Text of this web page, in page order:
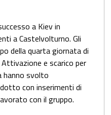
a Kiev in
a Castelvolturno. Gli
della quarta giornata di
Attivazione e scarico per
hanno svolto
con inserimenti di
con il gruppo.